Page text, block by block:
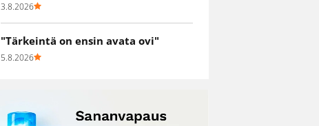
3.8.2026
"Tärkeintä on ensin avata ovi"
5.8.2026